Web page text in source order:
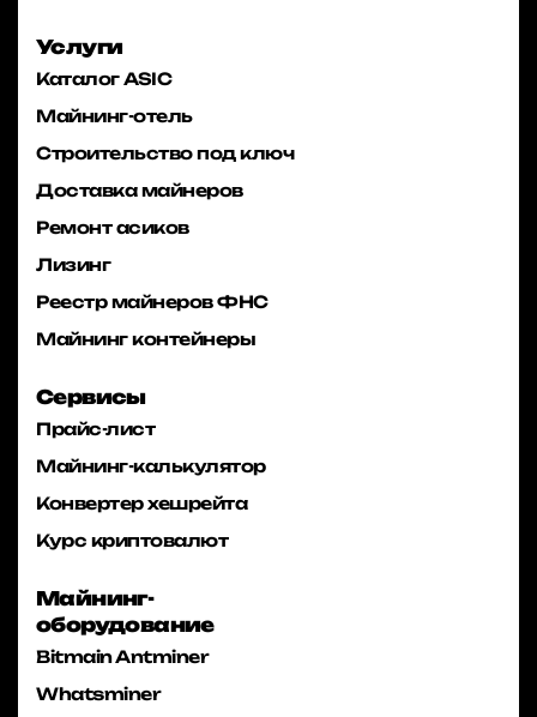
Услуги
Каталог ASIC
Майнинг-отель
Строительство под ключ
Доставка майнеров
Ремонт асиков
Лизинг
Реестр майнеров ФНС
Майнинг контейнеры
Сервисы
Прайс-лист
Майнинг-калькулятор
Конвертер хешрейта
Курс криптовалют
Майнинг-
оборудование
Bitmain Antminer
Whatsminer